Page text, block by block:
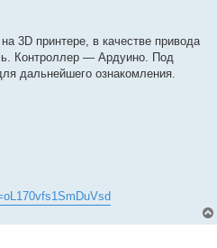
3D принтере, в качестве привода
Контроллер — Ардуино. Под
дальнейшего ознакомления.